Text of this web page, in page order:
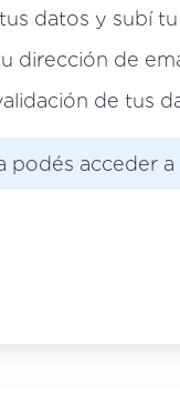
datos y subí
dirección de
de tus
podés acceder